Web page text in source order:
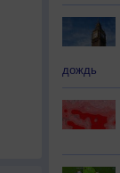
дождь